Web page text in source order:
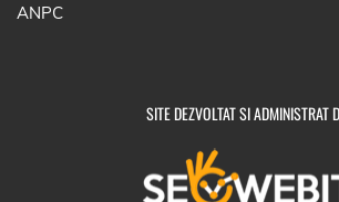
ANPC
SITE DEZVOLTAT SI ADMINISTRAT